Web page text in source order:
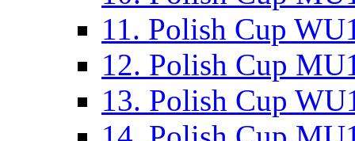
11. Polish Cup
12. Polish Cup
13. Polish Cup